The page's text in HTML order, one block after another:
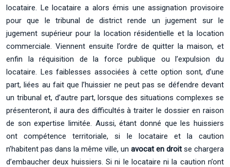
locataire. Le locataire a alors émis une assignation provisoire
pour que le tribunal de district rende un jugement sur le
jugement supérieur pour la location résidentielle et la location
commerciale. Viennent ensuite l’ordre de quitter la maison, et
enfin la réquisition de la force publique ou l’expulsion du
locataire. Les faiblesses associées à cette option sont, d’une
part, liées au fait que l’huissier ne peut pas se défendre devant
un tribunal et, d’autre part, lorsque des situations complexes se
présenteront, il aura des difficultés à traiter le dossier en raison
de son expertise limitée. Aussi, étant donné que les huissiers
ont compétence territoriale, si le locataire et la caution
n’habitent pas dans la même ville, un avocat en droitse chargera
d’embaucher deux huissiers. Si ni le locataire ni la caution n’ont